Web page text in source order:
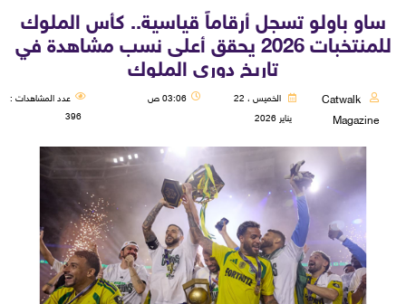
ساو باولو تسجل أرقاماً قياسية.. كأس الملوك
للمنتخبات 2026 يحقق أعلى نسب مشاهدة في
تاريخ دوري الملوك
Catwalk
Magazine
الخميس ، 22
يناير 2026
03:06 ص
عدد المشاهدات :
396